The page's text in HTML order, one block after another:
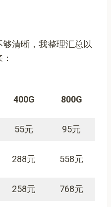
清晰，我整理汇总以
400G 800G
55元 95元
288元 558元
258元 768元